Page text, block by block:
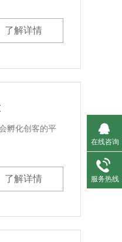
了解详情
孵化创客的平
了解详情
在线咨询
服务热线